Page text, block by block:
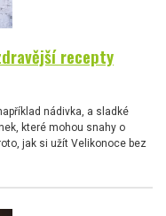
recepty
nádivka, a sladké
které mohou snahy o
jak si užít Velikonoce bez